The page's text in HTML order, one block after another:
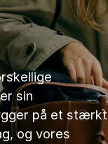
sin
på et stærkt
og vores